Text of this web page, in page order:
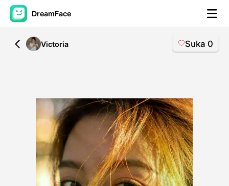
DreamFace
Alat AI
Video AI
Foto AI
Alat lainnya
Lihat Semua Alat
All
Victoria Suka 0